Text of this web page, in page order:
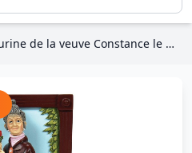
Figurine de la veuve Constance le Manoir hanté - DISNEY SHOWCASE